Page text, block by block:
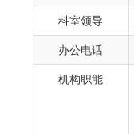
科室领导
办公电话
机构职能